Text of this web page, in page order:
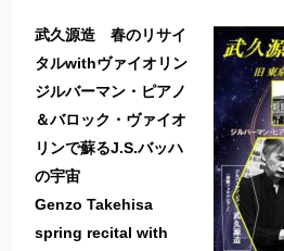
武久源造 春のリサイ
タルwithヴァイオリン
ジルバーマン・ピアノ
＆バロック・ヴァイオ
リンで蘇るJ.S.バッハ
の宇宙
Genzo Takehisa
spring recital with